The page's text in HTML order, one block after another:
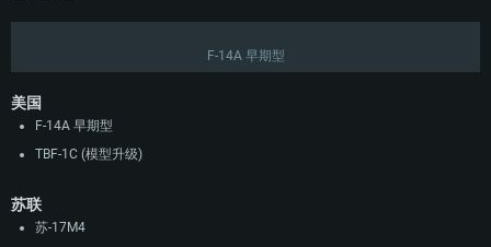
F-14A 早期型
美国
F-14A 早期型
TBF-1C (模型升级)
苏联
苏-17M4